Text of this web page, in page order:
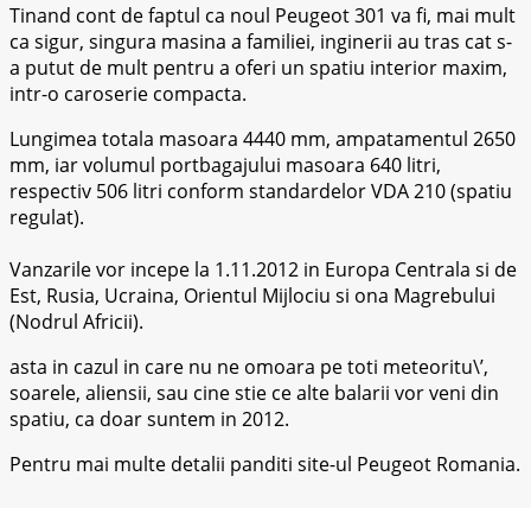
Tinand cont de faptul ca noul Peugeot 301 va fi, mai mult
ca sigur, singura masina a familiei, inginerii au tras cat s-
a putut de mult pentru a oferi un spatiu interior maxim,
intr-o caroserie compacta.
Lungimea totala masoara 4440 mm, ampatamentul 2650
mm, iar volumul portbagajului masoara 640 litri,
respectiv 506 litri conform standardelor VDA 210 (spatiu
regulat).
Vanzarile vor incepe la 1.11.2012 in Europa Centrala si de
Est, Rusia, Ucraina, Orientul Mijlociu si ona Magrebului
(Nodrul Africii).
asta in cazul in care nu ne omoara pe toti meteoritu\’,
soarele, aliensii, sau cine stie ce alte balarii vor veni din
spatiu, ca doar suntem in 2012.
Pentru mai multe detalii panditi site-ul Peugeot Romania.